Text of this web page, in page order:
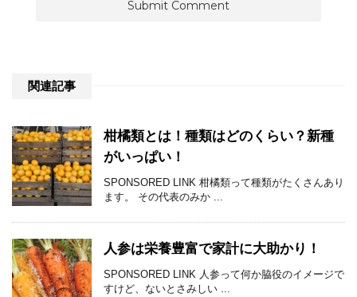
関連記事
柑橘類とは！種類はどのくらい？新種
がいっぱい！
SPONSORED LINK 柑橘類って種類がたくさんあり
ます。 その代表のみか ...
人参は栄養豊富で家計に大助かり！
SPONSORED LINK 人参って何か脇役のイメージで
すけど、ないとさみしい ...